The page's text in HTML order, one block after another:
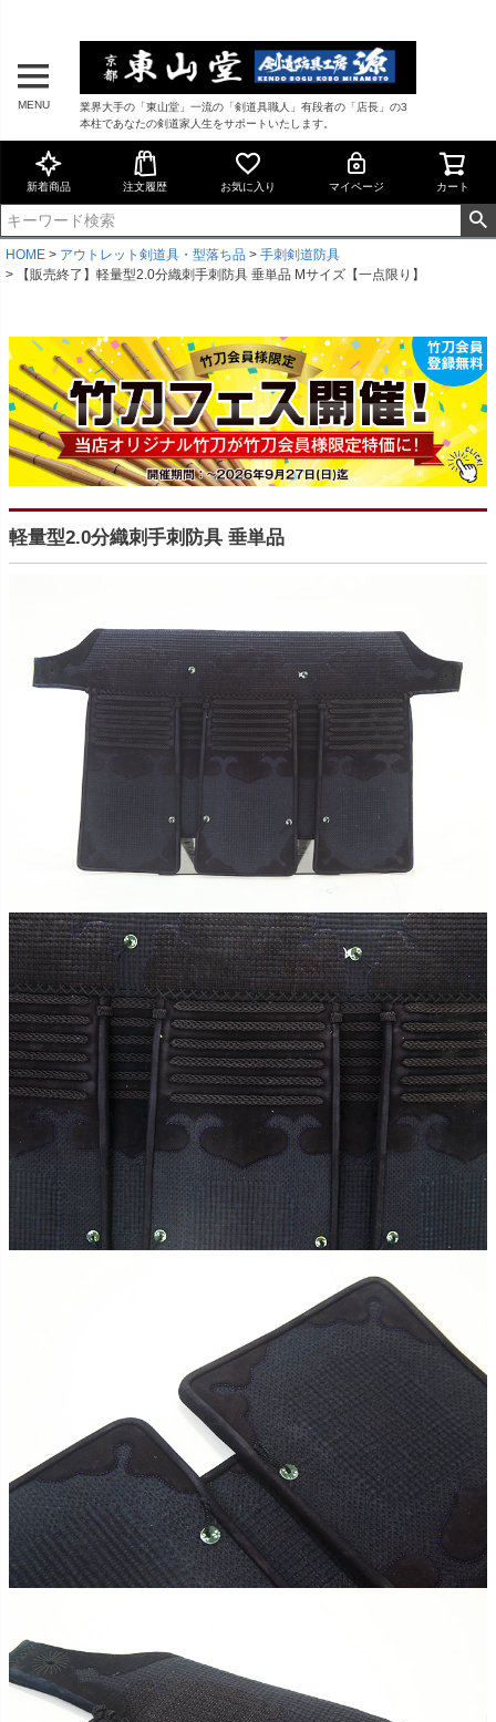
MENU
業界大手の「東山堂」一流の「剣道具職人」有段者の「店長」の3
本柱であなたの剣道家人生をサポートいたします。
新着商品 注文履歴 お気に入り マイページ カート
HOME アウトレット剣道具・型落ち品
手刺剣道防具
【販売終了】軽量型2.0分織刺手刺防具 垂単品 Mサイズ【一点限り】
軽量型2.0分織刺手刺防具 垂単品